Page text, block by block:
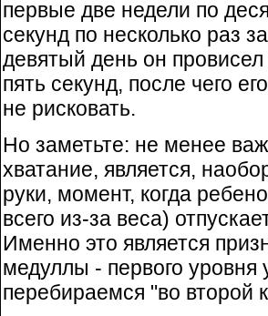
первые две недели по
секунд по несколько раз
девятый день он
пять секунд, после чего
не рисковать.
Но заметьте: не менее
хватание, является,
руки, момент, когда
всего из-за веса)
Именно это является
медуллы - первого
перебираемся "во второй